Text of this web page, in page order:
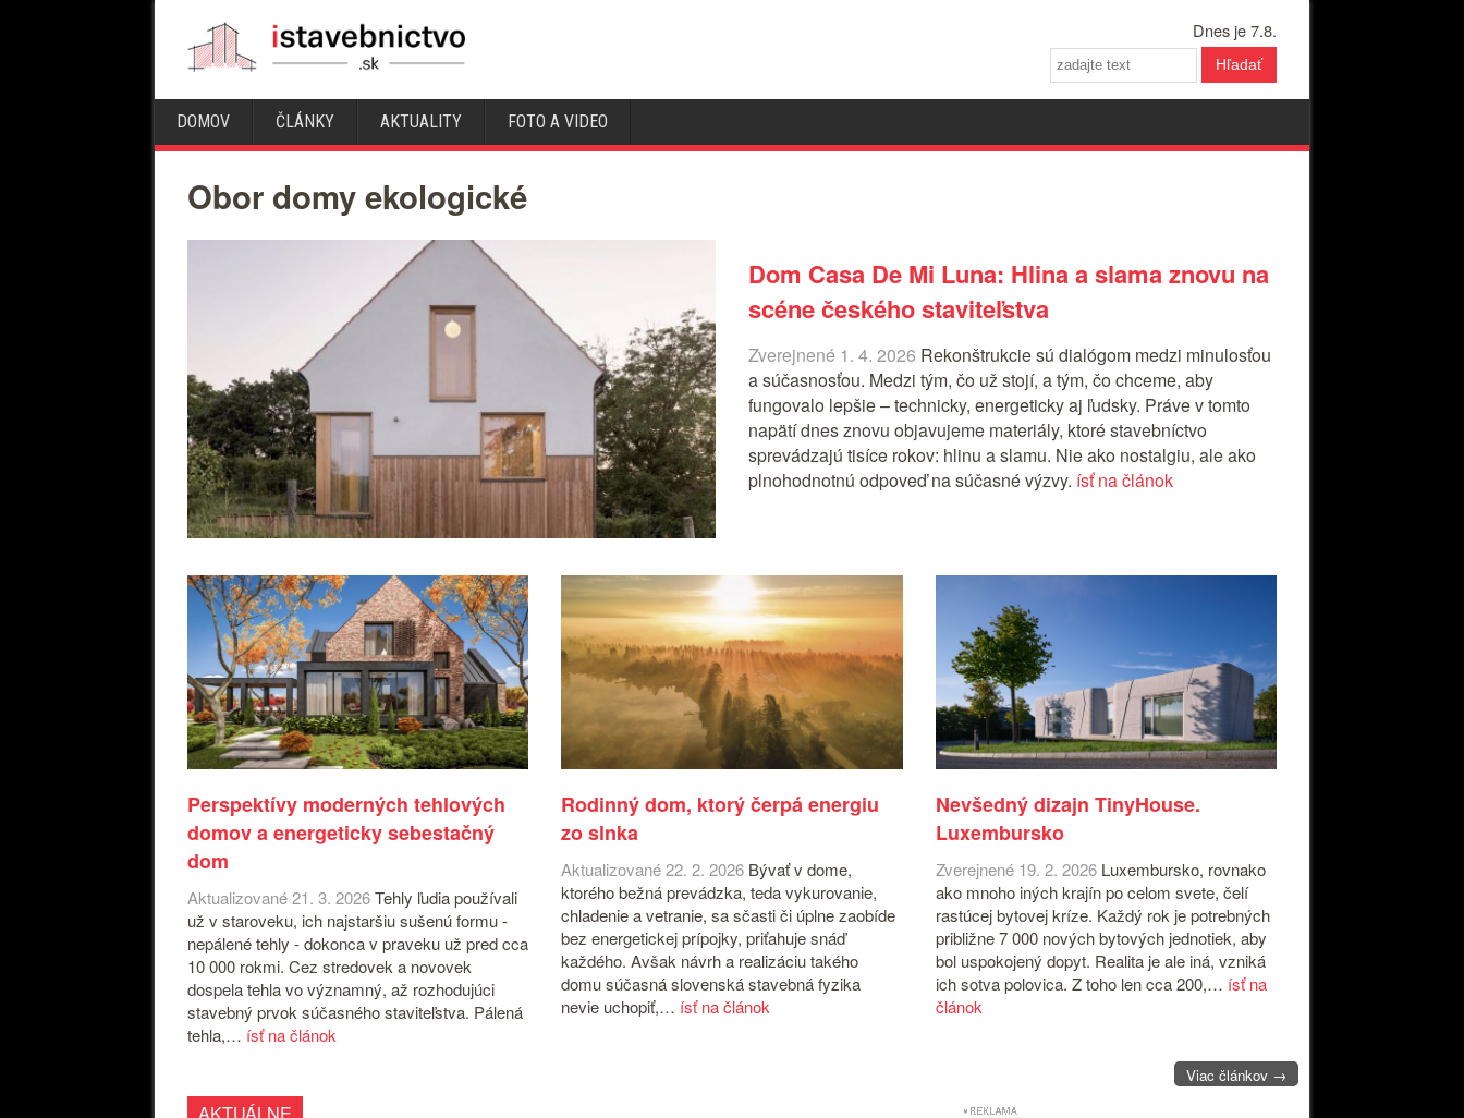
Dnes je 7.8.
Hľadať
DOMOV ČLÁNKY AKTUALITY FOTO A VIDEO
Obor domy ekologické
Dom Casa De Mi Luna: Hlina a slama znovu na
scéne českého staviteľstva
Zverejnené 1. 4. 2026 Rekonštrukcie sú dialógom medzi minulosťou
a súčasnosťou. Medzi tým, čo už stojí, a tým, čo chceme, aby
fungovalo lepšie – technicky, energeticky aj ľudsky. Práve v tomto
napätí dnes znovu objavujeme materiály, ktoré stavebníctvo
sprevádzajú tisíce rokov: hlinu a slamu. Nie ako nostalgiu, ale ako
plnohodnotnú odpoveď na súčasné výzvy. ísť na článok
Perspektívy moderných tehlových
domov a energeticky sebestačný
dom
Aktualizované 21. 3. 2026Tehly ľudia používali
už v staroveku, ich najstaršiu sušenú formu -
nepálené tehly - dokonca v praveku už pred cca
10 000 rokmi. Cez stredovek a novovek
dospela tehla vo významný, až rozhodujúci
stavebný prvok súčasného staviteľstva. Pálená
tehla,… ísť na článok
Rodinný dom, ktorý čerpá energiu
zo slnka
Aktualizované 22. 2. 2026 Bývať v dome,
ktorého bežná prevádzka, teda vykurovanie,
chladenie a vetranie, sa sčasti či úplne zaobíde
bez energetickej prípojky, priťahuje snáď
každého. Avšak návrh a realizáciu takého
domu súčasná slovenská stavebná fyzika
nevie uchopiť,… ísť na článok
Nevšedný dizajn TinyHouse.
Luxembursko
Zverejnené 19. 2. 2026Luxembursko, rovnako
ako mnoho iných krajín po celom svete, čelí
rastúcej bytovej kríze. Každý rok je potrebných
približne 7 000 nových bytových jednotiek, aby
bol uspokojený dopyt. Realita je ale iná, vzniká
ich sotva polovica. Z toho len cca 200,… ísť na
článok
Viac článkov →
AKTUÁLNE